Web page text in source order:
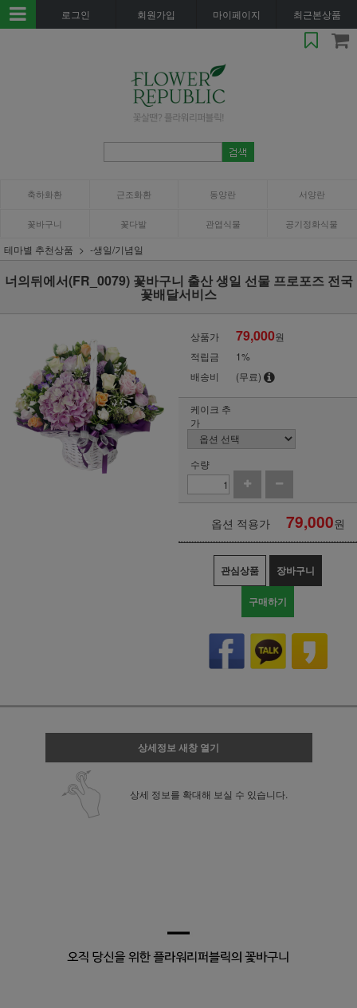
로그인 회원가입 마이페이지 최근본상품
축하화환 근조화환 동양란 서양란
꽃바구니 꽃다발 관엽식물 공기정화식물
테마별 추천상품 -생일/기념일
너의뒤에서(FR_0079) 꽃바구니 출산 생일 선물 프로포즈 전국
꽃배달서비스
상품가 79,000원
적립금
1%
배송비
(무료)
케이크 추
가
수량
옵션 적용가 79,000원
관심상품 장바구니
구매하기
상세정보 새창 열기
상세 정보를 확대해 보실 수 있습니다.